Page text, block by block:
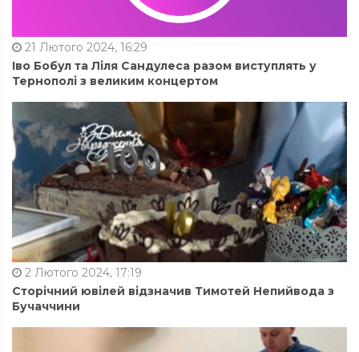
21 Лютого 2024, 16:29
Іво Бобул та Ліля Сандулеса разом виступлять у
Тернополі з великим концертом
2 Лютого 2024, 17:19
Сторічний ювілей відзначив Тимотей Непийвода з
Бучаччини